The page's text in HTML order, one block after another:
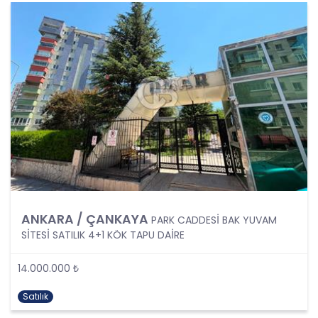
Kişinin kimlik bilgilerine ek olarak, vatandaşlık
numarası, vergi numarası, pasaport numarası,
sosyal güvenlik numarası, sürücü belgesi
numarası, taşıt plakası, ev adresi, iş adresi, e-
posta adresi, telefon numarası, faks numarası,
özgeçmişi, fotoğrafı, videosu, genetik bilgileri, kan
grubu, kriminal geçmişi ve adli sicil bilgileri gibi
kişinin belirli veya belirlenebilir olmasını sağlayan
tüm bilgiler kişisel veri niteliği taşımaktadır ve
kişisel verilerin korunması kapsamına girmektedir.
Bu tanım uyarınca, CB Gayrimenkul Franchising
Pazarlama ve Danışmanlık Hizmetleri A.Ş. iş
üzere üçüncü kişiler de dahil, topladıkları tüm
verilerin kişisel veri kapsamına girip girmediğini
uygun olarak işleyecektir.
otomatik olan ya da herhangi bir veri kayıt
sisteminin parçası olmak kaydıyla otomatik
ANKARA / ÇANKAYA PARK CADDESİ BAK YUVAM
SİTESİ SATILIK 4+1 KÖK TAPU DAİRE
14.000.000 ₺
Satılık